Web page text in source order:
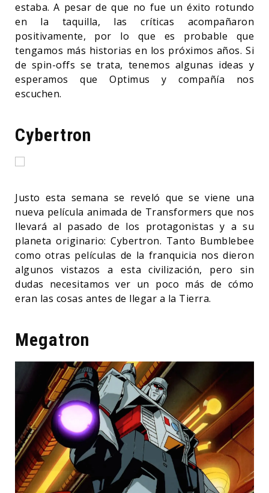
estaba. A pesar de que no fue un éxito rotundo
en la taquilla, las críticas acompañaron
positivamente, por lo que es probable que
tengamos más historias en los próximos años. Si
de spin-offs se trata, tenemos algunas ideas y
esperamos que Optimus y compañía nos
escuchen.
Cybertron
Justo esta semana se reveló que se viene una
nueva película animada de Transformers que nos
llevará al pasado de los protagonistas y a su
planeta originario: Cybertron. Tanto Bumblebee
como otras películas de la franquicia nos dieron
algunos vistazos a esta civilización, pero sin
dudas necesitamos ver un poco más de cómo
eran las cosas antes de llegar a la Tierra.
Megatron